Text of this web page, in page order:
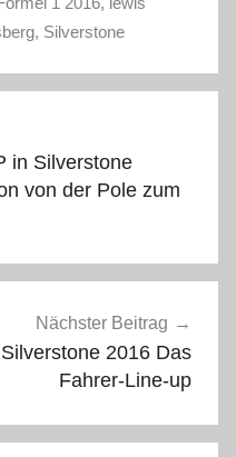
, Silverstone
in Silverstone
von der Pole zum
Nächster Beitrag
2016 Das
Fahrer-Line-up